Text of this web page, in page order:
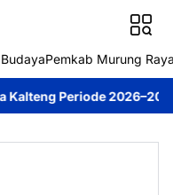
Pemkab Murung
DPRD Murung